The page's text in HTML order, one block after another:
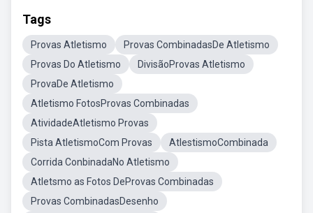
Tags
Provas Atletismo
Provas CombinadasDe Atletismo
Provas Do Atletismo
DivisãoProvas Atletismo
ProvaDe Atletismo
Atletismo FotosProvas Combinadas
AtividadeAtletismo Provas
Pista AtletismoCom Provas
AtlestismoCombinada
Corrida ConbinadaNo Atletismo
Atletsmo as Fotos DeProvas Combinadas
Provas CombinadasDesenho